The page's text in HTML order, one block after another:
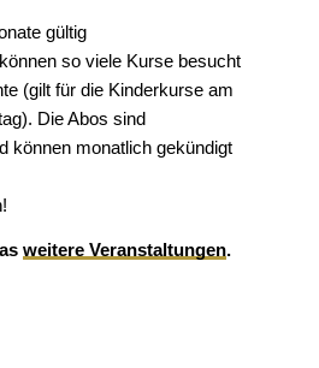
gültig
so viele Kurse besucht
(gilt für die Kinderkurse am
Die Abos sind
können monatlich gekündigt
weitere Veranstaltungen.